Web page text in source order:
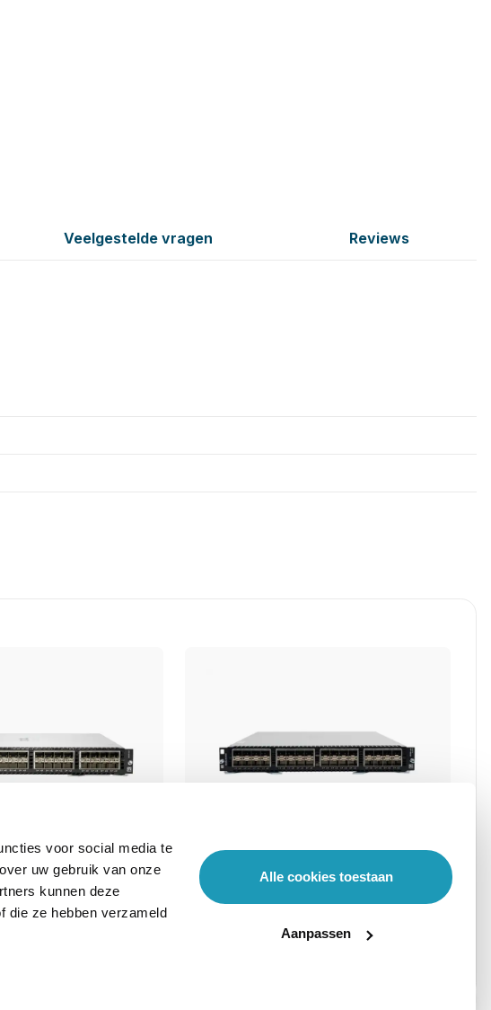
voor social media te
uw gebruik van onze
kunnen deze
die ze hebben verzameld
Alle cookies toestaan
Aanpassen
Veelgestelde vragen Reviews
Module
Aruba 8400X 32p 10G SFP/SFP+